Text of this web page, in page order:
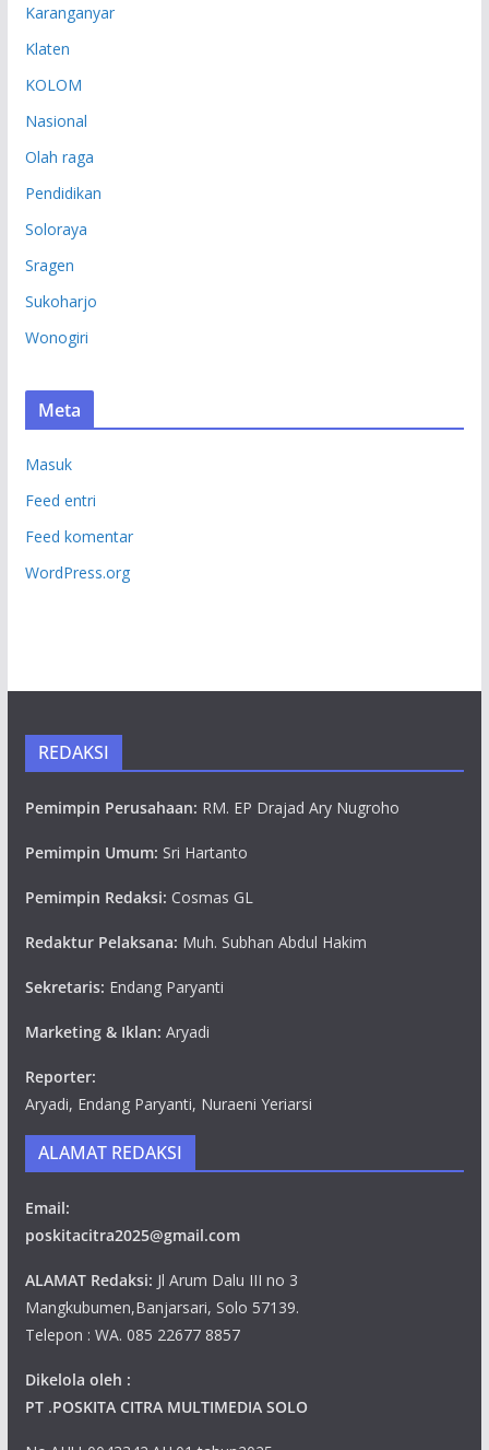
Karanganyar
Klaten
KOLOM
Nasional
Olah raga
Pendidikan
Soloraya
Sragen
Sukoharjo
Wonogiri
Meta
Masuk
Feed entri
Feed komentar
WordPress.org
REDAKSI
Pemimpin Perusahaan: RM. EP Drajad Ary Nugroho
Pemimpin Umum: Sri Hartanto
Pemimpin Redaksi: Cosmas GL
Redaktur Pelaksana: Muh. Subhan Abdul Hakim
Sekretaris: Endang Paryanti
Marketing & Iklan: Aryadi
Reporter:
Aryadi, Endang Paryanti, Nuraeni Yeriarsi
ALAMAT REDAKSI
Email:
poskitacitra2025@gmail.com
ALAMAT Redaksi: Jl Arum Dalu III no 3
Mangkubumen,Banjarsari, Solo 57139.
Telepon : WA. 085 22677 8857
Dikelola oleh :
PT .POSKITA CITRA MULTIMEDIA SOLO